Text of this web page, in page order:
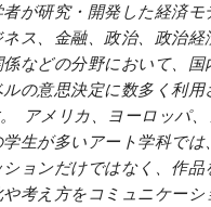
者が研究・開発した経済モ
ネス、金融、政治、政治経
係などの分野において、国
ルの意思決定に数多く利用
アメリカ、ヨーロッパ
学生が多いアート学科では
ションだけではなく、作品
や考え方をコミュニケーシ